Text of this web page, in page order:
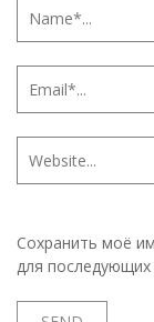
Сохранить моё
для